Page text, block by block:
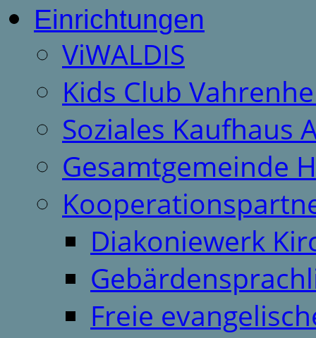
Einrichtungen
ViWALDIS
Kids Club
Soziales Kaufhaus
Gesamtgemeinde
Diakoniewerk
Freie